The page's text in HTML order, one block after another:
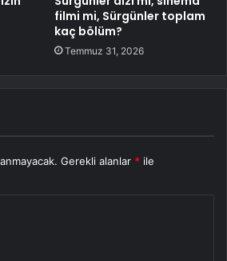
filmi mi, Sürgünler toplam
kaç bölüm?
Temmuz 31, 2026
Gerekli alanlar * ile